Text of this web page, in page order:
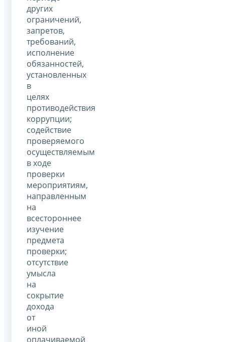
других
ограничений,
запретов,
требований,
исполнение
обязанностей,
установленных
в
целях
противодействия
коррупции;
содействие
проверяемого
осуществляемым
в ходе
проверки
мероприятиям,
направленным
на
всестороннее
изучение
предмета
проверки;
отсутствие
умысла
на
сокрытие
дохода
от
иной
оплачиваемой